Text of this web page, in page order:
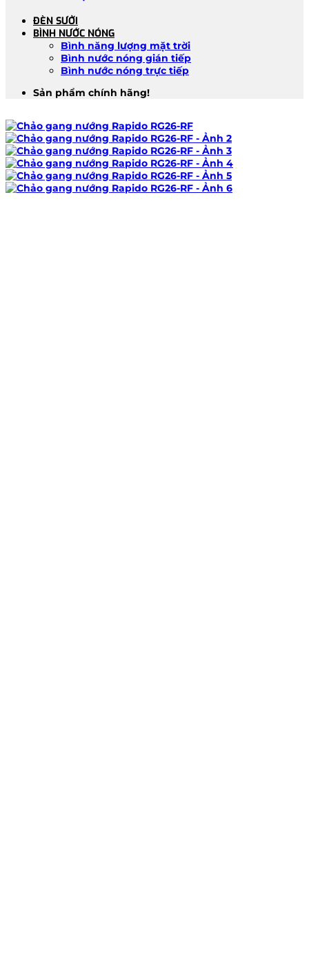
ĐÈN SƯỞI
BÌNH NƯỚC NÓNG
Bình năng lượng mặt trời
Bình nước nóng gián tiếp
Bình nước nóng trực tiếp
Sản phẩm chính hãng!